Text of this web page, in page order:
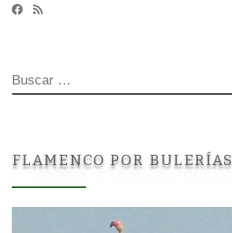
BUSCAR
FLAMENCO POR BULERÍAS